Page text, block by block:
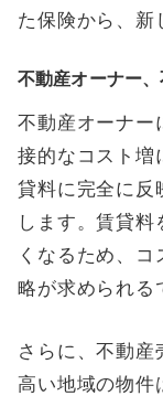
た保険から、新
不動産オーナー
不動産オーナー
接的なコスト増
貸料に完全に反
します。賃貸
くなるため、
略が求められる
さらに、不動
高い地域の物件